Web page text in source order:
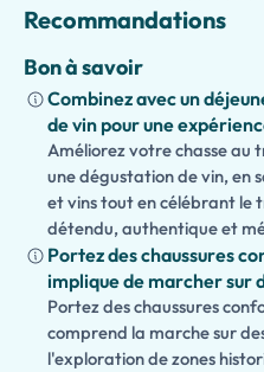
conçues pour engager les
journée. Uneversion
également disponible pour
réduite.
Pour votre commodité
optionnel à l'hôtel avec
organisé, garantissant un
aventure romaine.
Idéale pour les couples, les
croisière et les premiers
complète offre le moyen
de Rome en une seule
Recommandations
Bon à savoir
Combinez avec un
de vin pour une
Améliorez votre chasse au
une dégustation de vin, en
et vins tout en célébrant le
détendu, authentique et
Portez des chaussures
implique de marcher sur
Portez des chaussures
comprend la marche sur
l'exploration de zones